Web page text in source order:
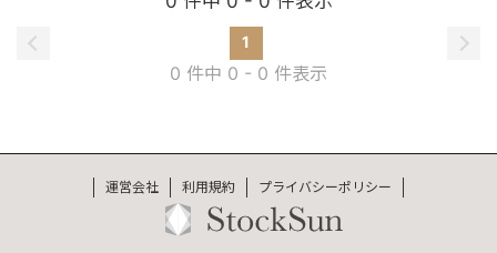
1
0 件中 0 - 0 件表示
運営会社 利用規約 プライバシーポリシー